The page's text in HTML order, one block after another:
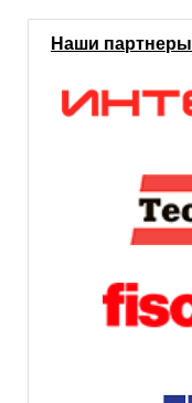
Наши партнеры